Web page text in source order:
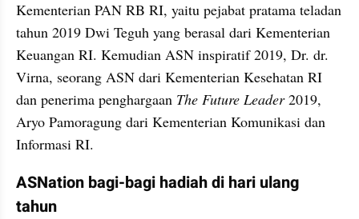
Kementerian PAN RB RI, yaitu pejabat pratama teladan
tahun 2019 Dwi Teguh yang berasal dari Kementerian
Keuangan RI. Kemudian ASN inspiratif 2019, Dr. dr.
Virna, seorang ASN dari Kementerian Kesehatan RI
dan penerima penghargaan ⁣⁣ The Future Leader 2019⁣,
Aryo Pamoragung dari Kementerian Komunikasi dan
Informasi RI.
ASNation bagi-bagi hadiah di hari ulang
tahun